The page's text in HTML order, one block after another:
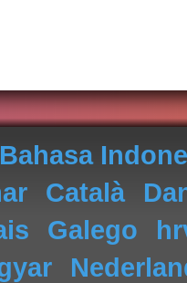
Bahasa
Català
Galego